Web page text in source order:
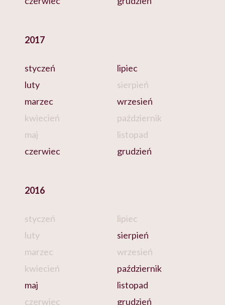
2017
styczeń
luty
marzec
kwiecień
maj
czerwiec
lipiec
sierpień
wrzesień
październik
listopad
grudzień
2016
styczeń
luty
marzec
kwiecień
maj
czerwiec
lipiec
sierpień
wrzesień
październik
listopad
grudzień